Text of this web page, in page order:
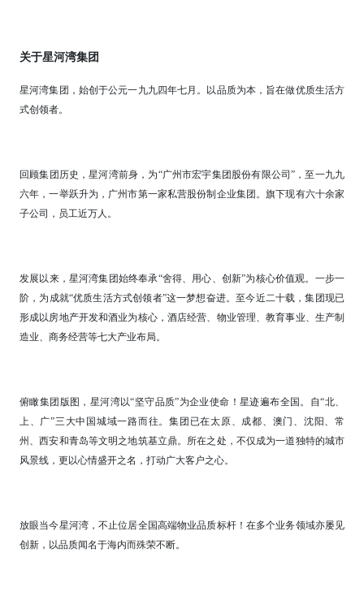
关于星河湾集团
星河湾集团，始创于公元一九九四年七月。以品质为本，旨在做优质生活方
式创领者。
回顾集团历史，星河湾前身，为“广州市宏宇集团股份有限公司”，至一九九
六年，一举跃升为，广州市第一家私营股份制企业集团。旗下现有六十余家
子公司，员工近万人。
发展以来，星河湾集团始终奉承“舍得、用心、创新”为核心价值观。一步一
阶，为成就“优质生活方式创领者”这一梦想奋进。至今近二十载，集团现已
形成以房地产开发和酒业为核心，酒店经营、物业管理、教育事业、生产制
造业、商务经营等七大产业布局。
俯瞰集团版图，星河湾以“坚守品质”为企业使命！星迹遍布全国。自“北、
上、广”三大中国城域一路而往。集团已在太原、成都、澳门、沈阳、常
州、西安和青岛等文明之地筑基立鼎。所在之处，不仅成为一道独特的城市
风景线，更以心情盛开之名，打动广大客户之心。
放眼当今星河湾，不止位居全国高端物业品质标杆！在多个业务领域亦屡见
创新，以品质闻名于海内而殊荣不断。